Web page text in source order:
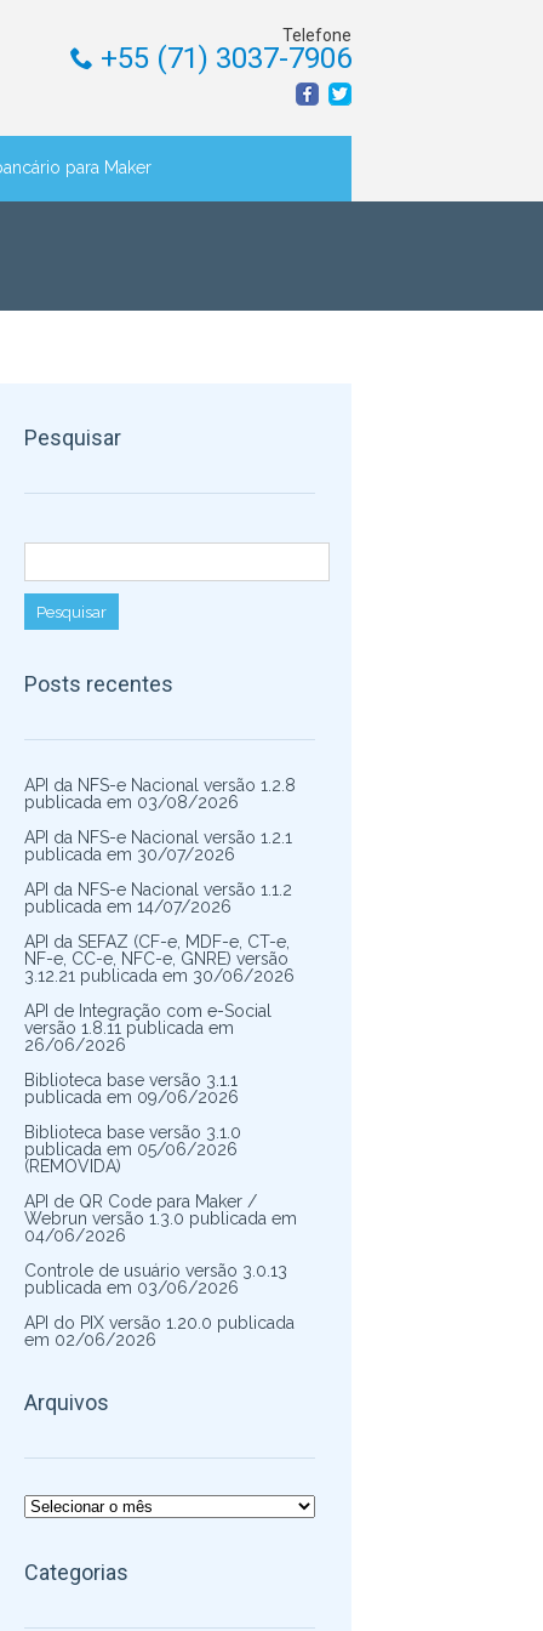
Telefone
+55 (71) 3037-7906
para Maker
Pesquisar
Posts recentes
API da NFS-e Nacional versão 1.2.8
publicada em 03/08/2026
API da NFS-e Nacional versão 1.2.1
publicada em 30/07/2026
API da NFS-e Nacional versão 1.1.2
publicada em 14/07/2026
API da SEFAZ (CF-e, MDF-e, CT-e,
NF-e, CC-e, NFC-e, GNRE) versão
3.12.21 publicada em 30/06/2026
API de Integração com e-Social
versão 1.8.11 publicada em
26/06/2026
Biblioteca base versão 3.1.1
publicada em 09/06/2026
Biblioteca base versão 3.1.0
publicada em 05/06/2026
(REMOVIDA)
API de QR Code para Maker /
Webrun versão 1.3.0 publicada em
04/06/2026
Controle de usuário versão 3.0.13
publicada em 03/06/2026
API do PIX versão 1.20.0 publicada
em 02/06/2026
Arquivos
Arquivos
Categorias